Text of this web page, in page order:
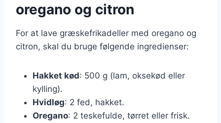
oregano og citron
For at lave græskefrikadeller med oregano og
citron, skal du bruge følgende ingredienser:
Hakket kød: 500 g (lam, oksekød eller
kylling).
Hvidløg: 2 fed, hakket.
Oregano: 2 teskefulde, tørret eller frisk.